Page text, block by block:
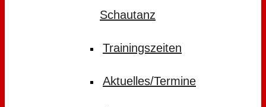
Schautanz
Trainingszeiten
Aktuelles/Termine